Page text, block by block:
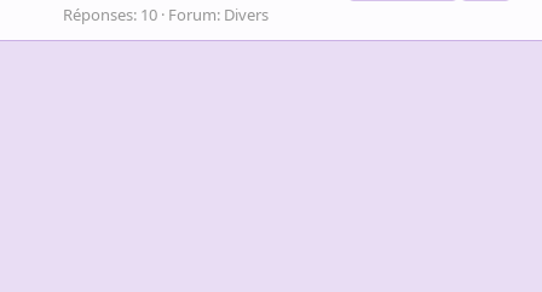
Réponses: 10 Forum: Divers